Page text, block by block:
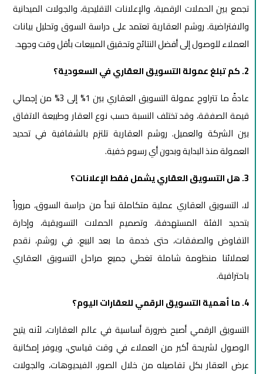
تجمع بين الحملات الرقمية، والإعلانات التقليدية، والجولات الميدانية
والافتراضية. روشم العقارية تعتمد على دراسة السوق وتحليل بيانات
العملاء للوصول إلى أفضل النتائج وتحقيق المبيعات بأقل وقت وجهد.
2. كم تبلغ عمولة التسويق العقاري في السعودية؟
عادةً ما تتراوح عمولة التسويق العقاري بين 1% إلى 3% من إجمالي
قيمة الصفقة، وقد تختلف النسبة حسب نوع العقار وطبيعة الاتفاق
بين الشركة والعميل. روشم العقارية تلتزم بالشفافية في تحديد
العمولة منذ البداية وبدون أي رسوم خفية.
3. هل التسويق العقاري يشمل فقط الإعلانات؟
لا، التسويق العقاري عملية متكاملة تبدأ من دراسة السوق، مروراً
بتحديد الفئة المستهدفة، وتصميم الحملات التسويقية، وإدارة
التفاوض والصفقات، حتى خدمة ما بعد البيع. في روشم، نقدم
لعملائنا منظومة شاملة تغطي جميع مراحل التسويق العقاري
باحترافية.
4. ما أهمية التسويق الرقمي للعقارات اليوم؟
التسويق الرقمي أصبح ضرورة أساسية في عالم العقارات، لأنه يتيح
الوصول لشريحة أكبر من العملاء في وقت قياسي، ويوفر إمكانية
عرض العقار بكل تفاصيله من خلال الصور، الفيديوهات، والجولات